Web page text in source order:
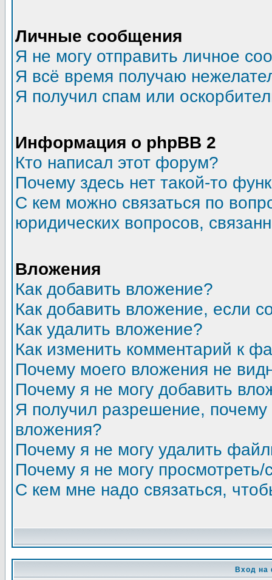
Личные сообщения
Я не могу отправить личное
Я всё время получаю
Я получил спам или
Информация о phpBB 2
Кто написал этот форум?
Почему здесь нет такой-то
С кем можно связаться по
юридических вопросов,
Вложения
Как добавить вложение?
Как добавить вложение, если
Как удалить вложение?
Как изменить комментарий к
Почему моего вложения не
Почему я не могу добавить
Я получил разрешение,
вложения?
Почему я не могу удалить
Почему я не могу просмотреть/
С кем мне надо связаться,
Вход на